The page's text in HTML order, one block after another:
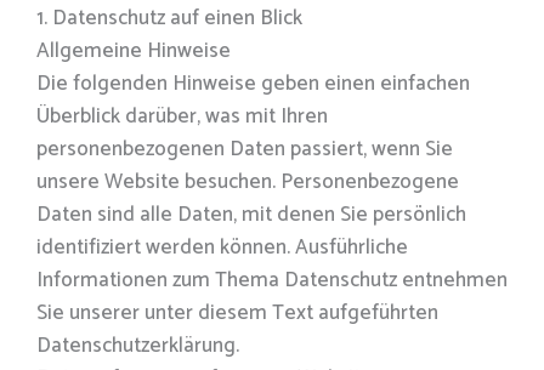
1. Datenschutz auf einen Blick
Allgemeine Hinweise
Die folgenden Hinweise geben einen einfachen
Überblick darüber, was mit Ihren
personenbezogenen Daten passiert, wenn Sie
unsere Website besuchen. Personenbezogene
Daten sind alle Daten, mit denen Sie persönlich
identifiziert werden können. Ausführliche
Informationen zum Thema Datenschutz entnehmen
Sie unserer unter diesem Text aufgeführten
Datenschutzerklärung.